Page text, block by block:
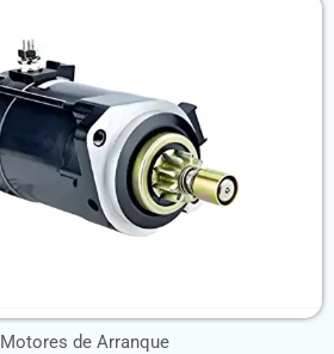
Motores de Arranque